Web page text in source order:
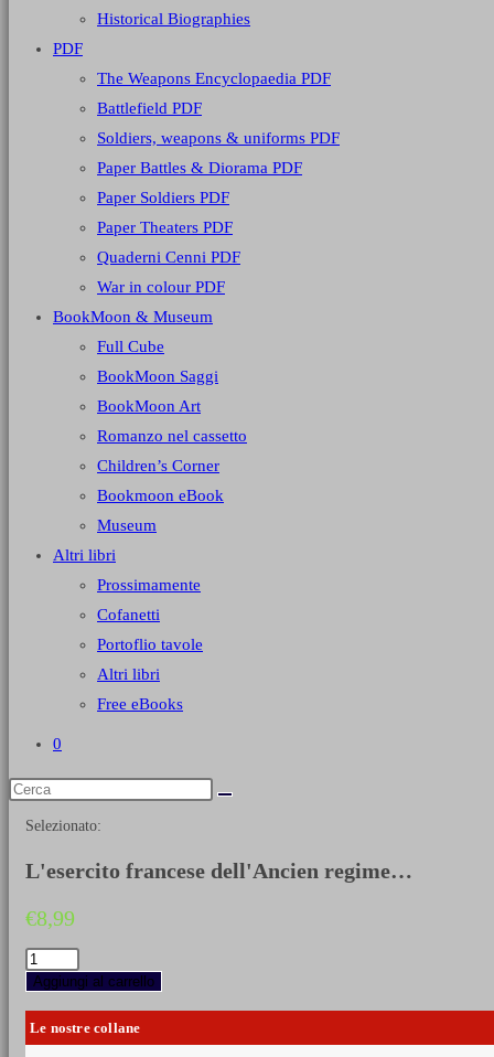
Historical Biographies
PDF
The Weapons Encyclopaedia PDF
Battlefield PDF
Soldiers, weapons & uniforms PDF
Paper Battles & Diorama PDF
Paper Soldiers PDF
Paper Theaters PDF
Quaderni Cenni PDF
War in colour PDF
BookMoon & Museum
Full Cube
BookMoon Saggi
BookMoon Art
Romanzo nel cassetto
Children’s Corner
Bookmoon eBook
Museum
Altri libri
Prossimamente
Cofanetti
Portoflio tavole
Altri libri
Free eBooks
0
Selezionato:
L'esercito francese dell'Ancien regime…
€8,99
L'esercito
francese
dell'Ancien
regime
XVII-
Aggiungi al carrello
Le nostre collane